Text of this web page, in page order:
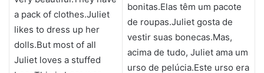
a pack of clothes.Juliet
likes to dress up her
dolls.But most of all
Juliet loves a stuffed
bonitas.Elas têm um pacote
de roupas.Juliet gosta de
vestir suas bonecas.Mas,
acima de tudo, Juliet ama um
urso de pelúcia.Este urso era